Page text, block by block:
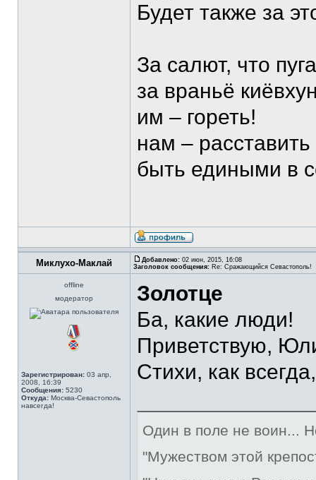
Будет также за
За салют, что
за враньё
им – гореть!
нам –
быть едиными в
Миклухо-Маклай Добавлено: 02 июн, 2015, 16:08
Заголовок сообщения: Re: Сражающийся Севастополь!
offline
модератор
Зарегистрирован: 03 апр,
2008, 16:39
Сообщения: 5230
Откуда: Москва-Севастополь
навсегда!
Золотце
Ба, какие люди!
Приветствую,
Стихи, как
Один в поле не воин...
"Мужеством этой